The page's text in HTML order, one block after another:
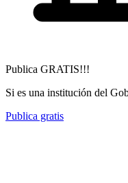
Publica GRATIS!!!
Si es una institución del
Publica gratis